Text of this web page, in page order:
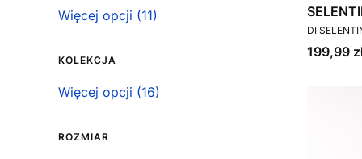
Więcej opcji (11)
KOLEKCJA
Kolekcja
Więcej opcji (16)
ROZMIAR
CLASSIC
DI
Cena
199,99